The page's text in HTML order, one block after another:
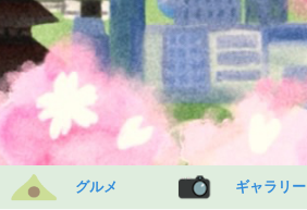
グルメ ギャラリー